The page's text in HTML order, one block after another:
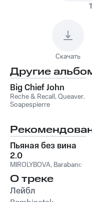
Скачать
Другие
Big Chief John
Reche & Recall,Queaver,
Soapespierre
Пьяная без вина
2.0
MIROLYBOVA, Barabanov
О треке
Лейбл